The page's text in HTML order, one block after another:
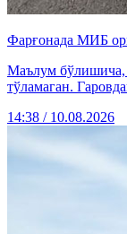
Фарғонада МИБ
Маълум бўлишича,
тўламаган.
14:38 / 10.08.2026